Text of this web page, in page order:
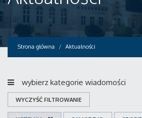
Strona główna Aktualności
wybierz kategorie wiadomości
WYCZYŚĆ FILTROWANIE